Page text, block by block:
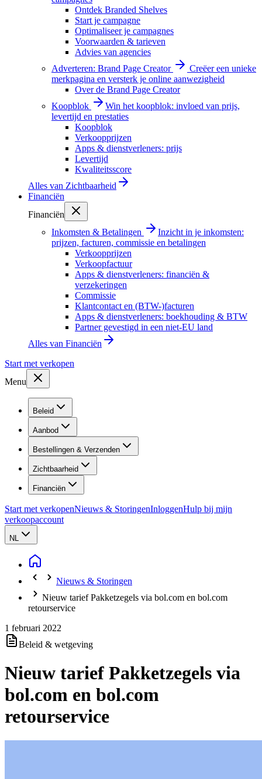
Ontdek Branded Shelves
Start je campagne
Optimaliseer je campagnes
Voorwaarden & tarieven
Advies van agencies
Adverteren: Brand Page Creator
Creëer een unieke
merkpagina en versterk je online aanwezigheid
Over de Brand Page Creator
Koopblok
Win het koopblok: invloed van prijs,
levertijd en prestaties
Koopblok
Verkoopprijzen
Apps & dienstverleners: prijs
Levertijd
Kwaliteitsscore
Alles van Zichtbaarheid
Financiën
Financiën
Inkomsten & Betalingen
Inzicht in je inkomsten:
prijzen, facturen, commissie en betalingen
Verkoopprijzen
Verkoopfactuur
Apps & dienstverleners: financiën &
verzekeringen
Commissie
Klantcontact en (BTW-)facturen
Apps & dienstverleners: boekhouding & BTW
Partner gevestigd in een niet-EU land
Alles van Financiën
Start met verkopen
Menu
Beleid
Aanbod
Bestellingen & Verzenden
Zichtbaarheid
Financiën
Start met verkopenNieuws & StoringenInloggenHulp bij mijn
verkoopaccount
NL
Nieuws & Storingen
Nieuw tarief Pakketzegels via bol.com en bol.com
retourservice
1 februari 2022
Beleid & wetgeving
Nieuw tarief Pakketzegels via
bol.com en bol.com
retourservice